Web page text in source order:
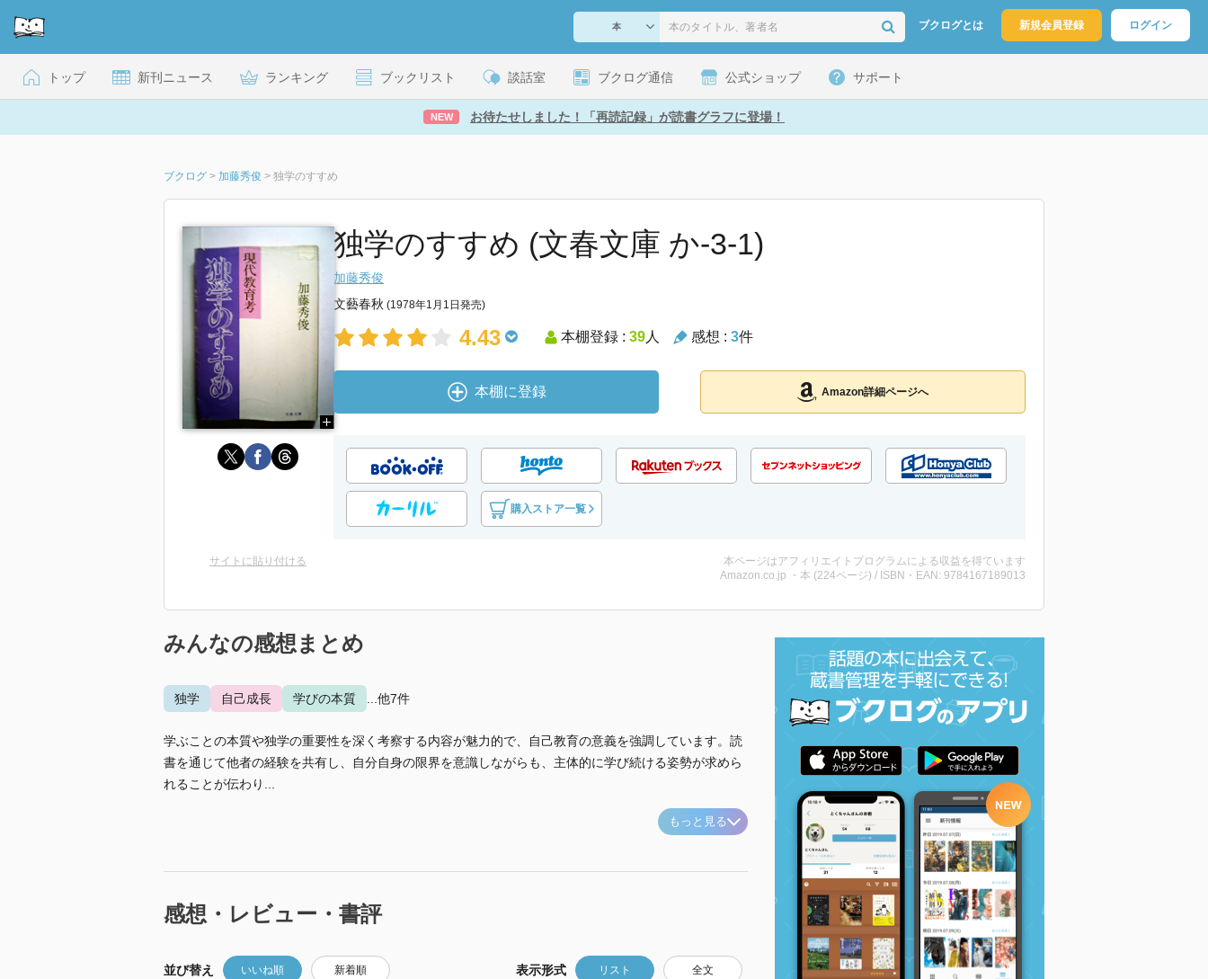
ブクログとは 新規会員登録 ログイン
トップ 新刊ニュース ランキング ブックリスト 談話室 ブクログ通信 公式ショップ サポート
NEW お待たせしました！「再読記録」が読書グラフに登場！
ブクログ > 加藤秀俊 > 独学のすすめ
独学のすすめ (文春文庫 か-3-1)
加藤秀俊
文藝春秋 (1978年1月1日発売)
4.43 本棚登録 : 39人 感想 : 3件
本棚に登録 Amazon詳細ページへ
購入ストア一覧
サイトに貼り付ける
本ページはアフィリエイトプログラムによる収益を得ています
Amazon.co.jp ・本 (224ページ) / ISBN・EAN: 9784167189013
みんなの感想まとめ
独学 自己成長 学びの本質 ...他7件
学ぶことの本質や独学の重要性を深く考察する内容が魅力的で、自己教育の意義を強調しています。読
書を通じて他者の経験を共有し、自分自身の限界を意識しながらも、主体的に学び続ける姿勢が求めら
れることが伝わり...
もっと見る
感想・レビュー・書評
並び替え いいね順 新着順 表示形式 リスト 全文